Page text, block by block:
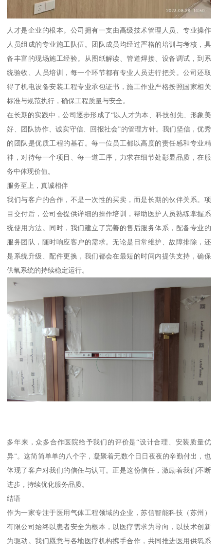
人才是企业的根本。公司拥有一支由高级技术管理人员、专业操作
人员组成的专业施工队伍。团队成员均经过严格的培训与考核，具
备丰富的现场施工经验。从图纸解读、管道焊接、设备调试，到系
统验收、人员培训，每一个环节都有专业人员进行把关。公司还取
得了机电设备安装工程专业承包证书，施工作业严格按照国家相关
标准与规范执行，确保工程质量与安全。
在长期的实践中，公司逐步形成了“以人才为本、科技创先、形象美
好、团队协作、诚实守信、回报社会”的管理方针。我们坚信，优秀
的团队是优质工程的基石。每一位员工都以高度的责任感和专业精
神，对待每一个项目、每一道工序，力求在细节处彰显品质，在服
务中体现价值。
服务至上，真诚相伴
我们与客户的合作，不是一次性的买卖，而是长期的伙伴关系。项
目交付后，公司会提供详细的操作培训，帮助医护人员熟练掌握系
统使用方法。同时，我们建立了完善的售后服务体系，配备专业的
服务团队，随时响应客户的需求。无论是日常维护、故障排除，还
是系统升级、配件更换，我们都会在最短的时间内提供支持，确保
供氧系统的持续稳定运行。
多年来，众多合作医院给予我们的评价是“设计合理、安装质量优
异”。这简简单单的八个字，凝聚着无数个日日夜夜的辛勤付出，也
体现了客户对我们的信任与认可。正是这份信任，激励着我们不断
进步，持续优化服务品质。
结语
作为一家专注于医用气体工程领域的企业，苏信智能科技（苏州）
有限公司始终以患者安全为根本，以医疗需求为导向，以技术创新
为驱动。我们愿意与各地医疗机构携手合作，共同推进医用供氧系